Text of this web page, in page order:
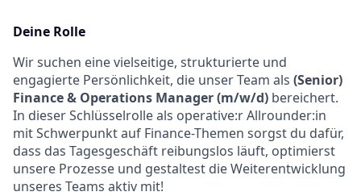
Deine Rolle
Wir suchen eine vielseitige, strukturierte und
engagierte Persönlichkeit, die unser Team als (Senior)
Finance & Operations Manager (m/w/d) bereichert.
In dieser Schlüsselrolle als operative:r Allrounder:in
mit Schwerpunkt auf Finance-Themen sorgst du dafür,
dass das Tagesgeschäft reibungslos läuft, optimierst
unsere Prozesse und gestaltest die Weiterentwicklung
unseres Teams aktiv mit!